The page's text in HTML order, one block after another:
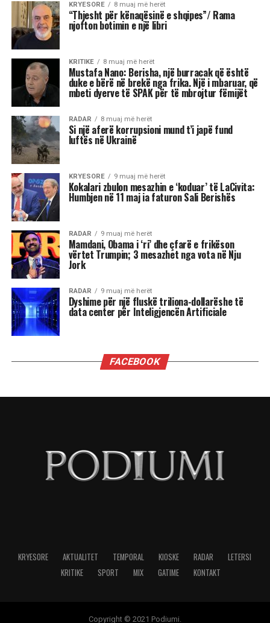
KRYESORE 8 muaj më herët
“Thjesht për kënaqësinë e shqipes”/ Rama
njofton botimin e një libri
KRITIKE 8 muaj më herët
Mustafa Nano: Berisha, një burracak që është
duke e bërë në brekë nga frika. Një i mbaruar, që
mbeti dyerve të SPAK për të mbrojtur fëmijët
RADAR 8 muaj më herët
Si një aferë korrupsioni mund t’i japë fund
luftës në Ukrainë
KRYESORE 9 muaj më herët
Kokalari zbulon mesazhin e ‘koduar’ të LaCivita:
Humbjen në 11 maj ia faturon Sali Berishës
RADAR 9 muaj më herët
Mamdani, Obama i ‘ri’ dhe çfarë e frikëson
vërtet Trumpin; 3 mesazhet nga vota në Nju
Jork
RADAR 9 muaj më herët
Dyshime për një fluskë triliona-dollarëshe të
data center për Inteligjencën Artificiale
FACEBOOK
KRYESORE AKTUALITET TEMPORAL KIOSKE RADAR
LETERSI
KRITIKE
SPORT MIX GATIME KONTAKT
Copyright © 2021 Podiumi.